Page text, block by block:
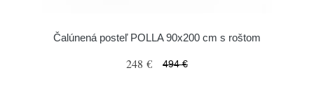
Čalúnená posteľ POLLA 90x200 cm s roštom
248 € 494 €